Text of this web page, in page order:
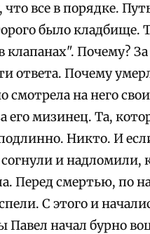
все в порядке.
было кладбище.
Почему?
ответа. Почему
смотрела на него
его мизинец. Та,
Никто. И
и
Перед смертью, по
С этого и
Павел начал бурно